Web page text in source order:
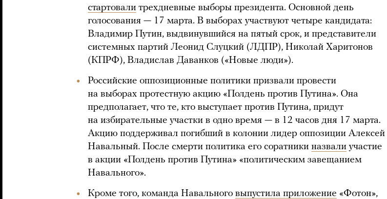
стартовали трехдневные выборы президента. Основной день
голосования — 17 марта. В выборах участвуют четыре кандидата:
Владимир Путин, выдвинувшийся на пятый срок, и представители
системных партий Леонид Слуцкий (ЛДПР), Николай Харитонов
(КПРФ), Владислав Даванков («Новые люди»).
Российские оппозиционные политики призвали провести
на выборах протестную акцию «Полдень против Путина». Она
предполагает, что те, кто выступает против Путина, придут
на избирательные участки в одно время — в 12 часов дня 17 марта.
Акцию поддерживал погибший в колонии лидер оппозиции Алексей
Навальный. После смерти политика его соратники назвали участие
в акции «Полдень против Путина» «политическим завещанием
Навального».
Кроме того, команда Навального выпустила приложение «Фотон»,